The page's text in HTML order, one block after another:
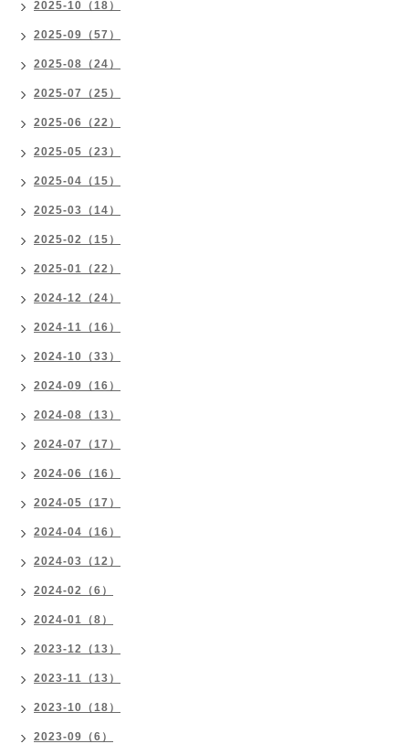
2025-10（18）
2025-09（57）
2025-08（24）
2025-07（25）
2025-06（22）
2025-05（23）
2025-04（15）
2025-03（14）
2025-02（15）
2025-01（22）
2024-12（24）
2024-11（16）
2024-10（33）
2024-09（16）
2024-08（13）
2024-07（17）
2024-06（16）
2024-05（17）
2024-04（16）
2024-03（12）
2024-02（6）
2024-01（8）
2023-12（13）
2023-11（13）
2023-10（18）
2023-09（6）